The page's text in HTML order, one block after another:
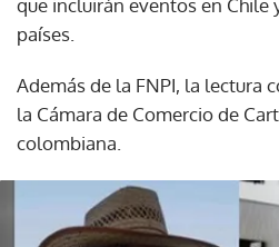
que incluirán eventos en Chile
países.
Además de la FNPI, la lectura
la Cámara de Comercio de
colombiana.